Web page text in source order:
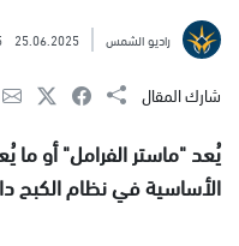
راديو الشمس 25.06.2025
شارك المقال
يُعد "ماستر الفرامل" أو ما
الأساسية في نظام الكبح